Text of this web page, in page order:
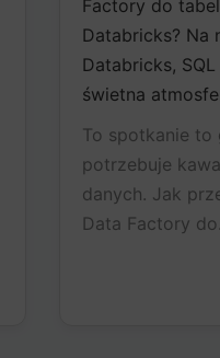
Factory do
Databricks? Na
Databricks,
świetna
To spotkanie
potrzebuje
danych. Jak
Data Factory